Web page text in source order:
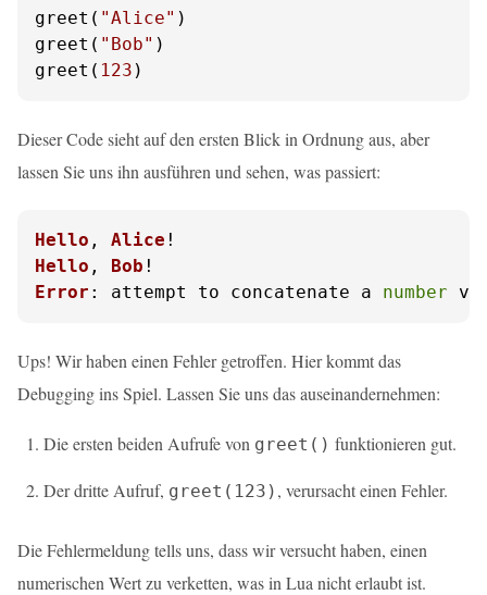
greet( "Alice" )
greet( "Bob" )
greet( 123 )
Dieser Code sieht auf den ersten Blick in Ordnung aus, aber
lassen Sie uns ihn ausführen und sehen, was passiert:
Hello , Alice
Hello , Bob
Error : attempt to concatenate a number
Ups! Wir haben einen Fehler getroffen. Hier kommt das
Debugging ins Spiel. Lassen Sie uns das auseinandernehmen:
Die ersten beiden Aufrufe von greet() funktionieren gut.
Der dritte Aufruf, greet(123) , verursacht einen Fehler.
Die Fehlermeldung tells uns, dass wir versucht haben, einen
numerischen Wert zu verketten, was in Lua nicht erlaubt ist.